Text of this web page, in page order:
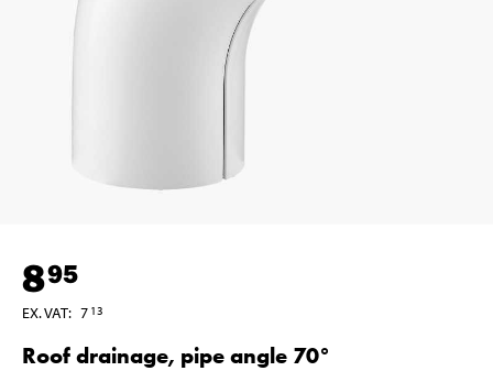
895
EX. VAT: 7 13
Roof drainage, pipe angle 70°